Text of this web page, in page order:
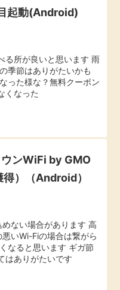
起動(Android)
る所が良いと思います 雨
季節はありがたいかも
った様な？無料クーポン
くなった
ンWiFi by GMO
得）（Android）
ない場合があります 高
いWi-Fiの場合は繋がら
なると思います ギガ節
はありがたいです